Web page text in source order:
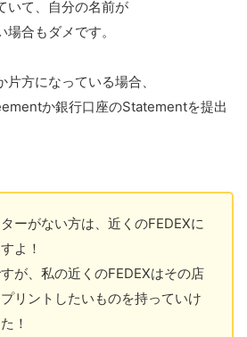
いて、自分の名前が
合もダメです。
方になっている場合、
か銀行口座のStatementを提出
ーがない方は、近くのFEDEXに
よ！
が、私の近くのFEDEXはその店
リントしたいものを持っていけ
！